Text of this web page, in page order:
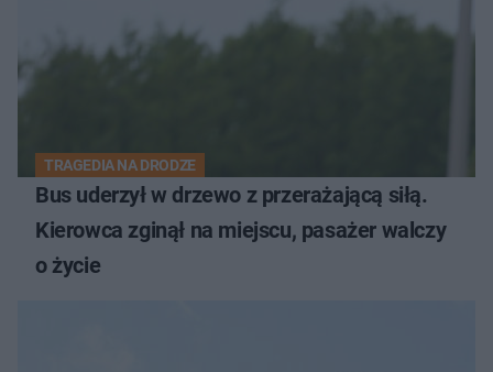
TRAGEDIA NA DRODZE
Bus uderzył w drzewo z przerażającą siłą.
Kierowca zginął na miejscu, pasażer walczy
o życie